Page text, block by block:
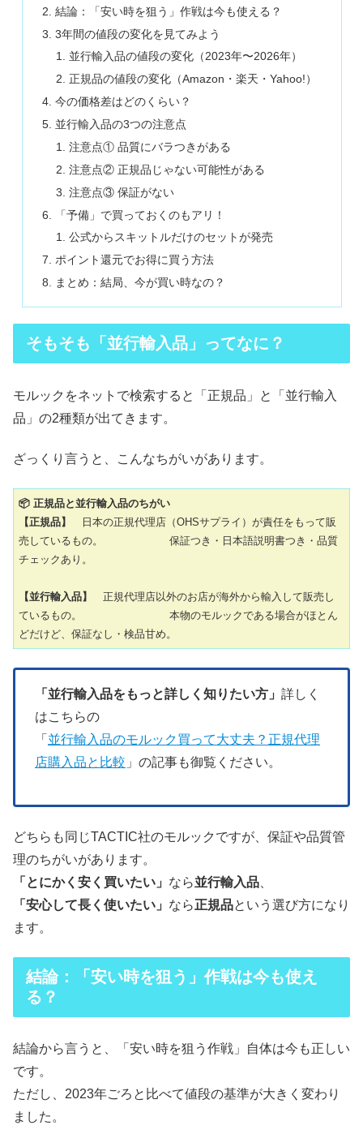
結論：「安い時を狙う」作戦は今も使える？
3年間の値段の変化を見てみよう
並行輸入品の値段の変化（2023年〜2026年）
正規品の値段の変化（Amazon・楽天・Yahoo!）
今の価格差はどのくらい？
並行輸入品の3つの注意点
注意点① 品質にバラつきがある
注意点② 正規品じゃない可能性がある
注意点③ 保証がない
「予備」で買っておくのもアリ！
公式からスキットルだけのセットが発売
ポイント還元でお得に買う方法
まとめ：結局、今が買い時なの？
そもそも「並行輸入品」ってなに？
モルックをネットで検索すると「正規品」と「並行輸入
品」の2種類が出てきます。
ざっくり言うと、こんなちがいがあります。
📦 正規品と並行輸入品のちがい
【正規品】
日本の正規代理店（OHSサプライ）が責任をもって販
売しているもの。 保証つき・日本語説明書つき・品質
チェックあり。
【並行輸入品】
正規代理店以外のお店が海外から輸入して販売し
ているもの。 本物のモルックである場合がほとん
どだけど、保証なし・検品甘め。
「並行輸入品をもっと詳しく知りたい方」 詳しく
はこちらの
「 並行輸入品のモルック買って大丈夫？正規代理
店購入品と比較 」の記事も御覧ください。
どちらも同じTACTIC社のモルックですが、保証や品質管
理のちがいがあります。
「とにかく安く買いたい」 なら並行輸入品
「安心して長く使いたい」 なら正規品という選び方になり
ます。
結論：「安い時を狙う」作戦は今も使え
る？
結論から言うと、「安い時を狙う作戦」自体は今も正しい
です。
ただし、2023年ごろと比べて値段の基準が大きく変わり
ました。